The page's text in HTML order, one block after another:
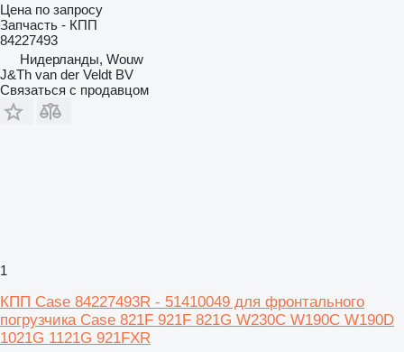
Цена по запросу
Запчасть - КПП
84227493
Нидерланды, Wouw
J&Th van der Veldt BV
Связаться с продавцом
1
КПП Case 84227493R - 51410049 для фронтального
погрузчика Case 821F 921F 821G W230C W190C W190D
1021G 1121G 921FXR